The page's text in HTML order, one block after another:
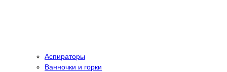
Аспираторы
Ванночки и горки